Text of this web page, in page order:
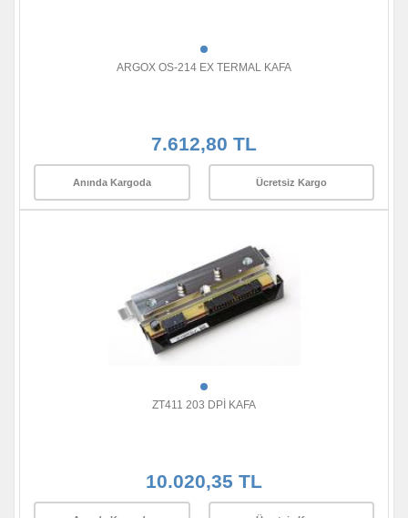
ARGOX OS-214 EX TERMAL KAFA
7.612,80 TL
Anında Kargoda Ücretsiz Kargo
ZT411 203 DPİ KAFA
10.020,35 TL